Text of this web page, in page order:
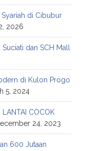
Syariah di Cibubur
2026
dan SCH Mall
di Kulon Progo
5, 2024
LANTAI COCOK
24, 2023
600 Jutaan